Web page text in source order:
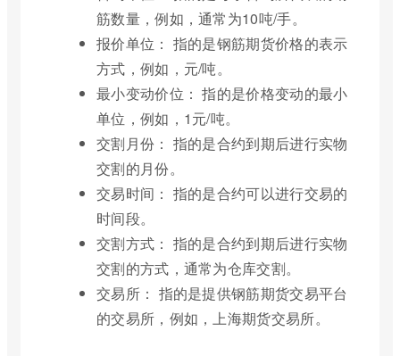
筋数量，例如，通常为10吨/手。
报价单位： 指的是钢筋期货价格的表示
方式，例如，元/吨。
最小变动价位： 指的是价格变动的最小
单位，例如，1元/吨。
交割月份： 指的是合约到期后进行实物
交割的月份。
交易时间： 指的是合约可以进行交易的
时间段。
交割方式： 指的是合约到期后进行实物
交割的方式，通常为仓库交割。
交易所： 指的是提供钢筋期货交易平台
的交易所，例如，上海期货交易所。